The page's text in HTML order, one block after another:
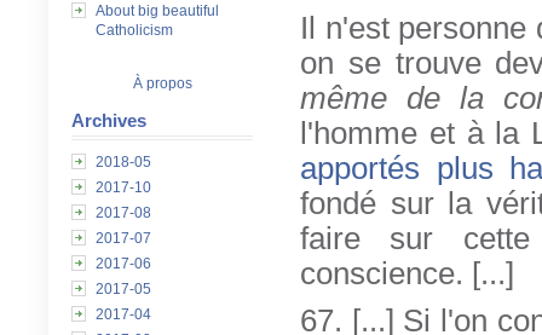
About big beautiful
Catholicism
À propos
Archives
2018-05
2017-10
2017-08
2017-07
2017-06
2017-05
2017-04
Il n'est personne
on se trouve
même de la
l'homme et à la
apportés plus
fondé sur la
faire sur
conscience. [...]
67. [...] Si l'on